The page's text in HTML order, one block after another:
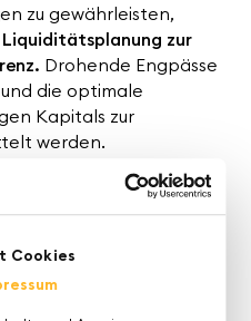
Cookies
zu gewährleisten,
Liquiditätsplanung zur
Drohende Engpässe
die optimale
Kapitals zur
werden.
smarten
K4-
BIanalysieren und
Dr. Andreas Seufert.